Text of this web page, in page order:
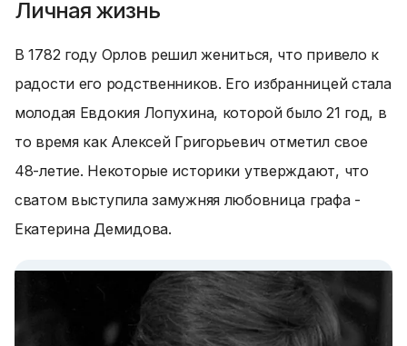
Личная жизнь
В 1782 году Орлов решил жениться, что привело к
радости его родственников. Его избранницей стала
молодая Евдокия Лопухина, которой было 21 год, в
то время как Алексей Григорьевич отметил свое
48-летие. Некоторые историки утверждают, что
сватом выступила замужняя любовница графа -
Екатерина Демидова.